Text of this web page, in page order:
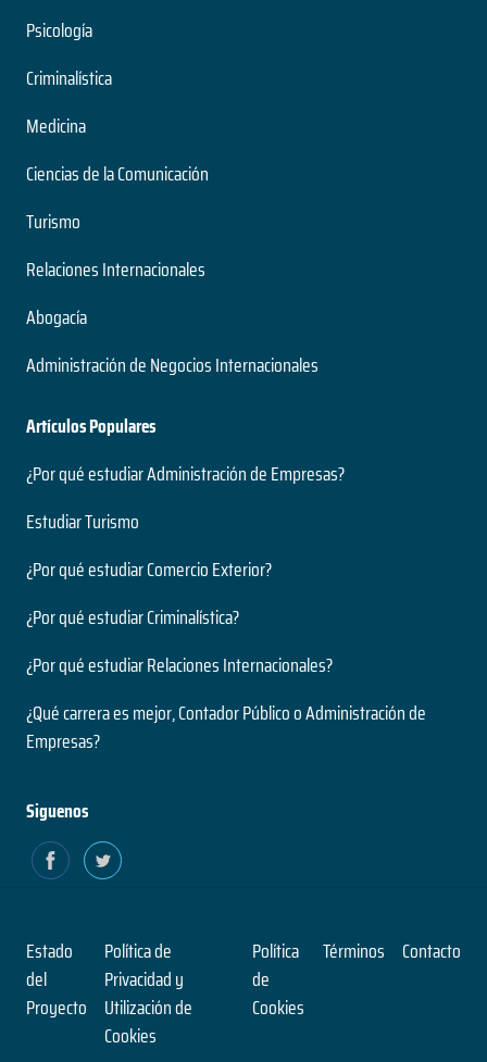
Psicología
Criminalística
Medicina
Ciencias de la Comunicación
Turismo
Relaciones Internacionales
Abogacía
Administración de Negocios Internacionales
Artículos Populares
¿Por qué estudiar Administración de Empresas?
Estudiar Turismo
¿Por qué estudiar Comercio Exterior?
¿Por qué estudiar Criminalística?
¿Por qué estudiar Relaciones Internacionales?
¿Qué carrera es mejor, Contador Público o Administración de
Empresas?
Siguenos
Estado
del
Proyecto
Política de
Privacidad y
Utilización de
Cookies
Política
de
Cookies
Términos Contacto